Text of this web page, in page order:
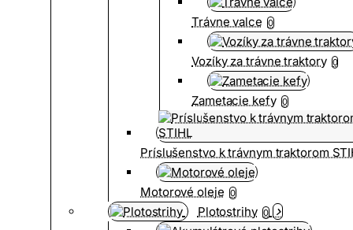
Trávne valce 0
Vozíky za trávne traktory 0
Zametacie kefy 0
Príslušenstvo k trávnym traktorom
Motorové oleje 0
Plotostrihy 0